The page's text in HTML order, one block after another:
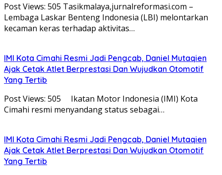
Post Views: 505 Tasikmalaya,jurnalreformasi.com –
Lembaga Laskar Benteng Indonesia (LBI) melontarkan
kecaman keras terhadap aktivitas…
IMI Kota Cimahi Resmi Jadi Pengcab, Daniel Mutaqien
Ajak Cetak Atlet Berprestasi Dan Wujudkan Otomotif
Yang Tertib
Post Views: 505 Ikatan Motor Indonesia (IMI) Kota
Cimahi resmi menyandang status sebagai…
IMI Kota Cimahi Resmi Jadi Pengcab, Daniel Mutaqien
Ajak Cetak Atlet Berprestasi Dan Wujudkan Otomotif
Yang Tertib